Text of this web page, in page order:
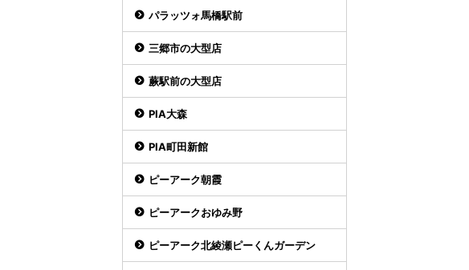
パラッツォ馬橋駅前
三郷市の大型店
蕨駅前の大型店
PIA大森
PIA町田新館
ピーアーク朝霞
ピーアークおゆみ野
ピーアーク北綾瀬ピーくんガーデン